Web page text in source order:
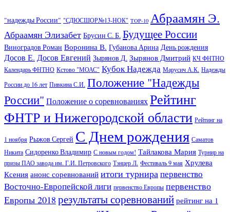
"надежды России" "СДЮСШОР№13-НОК" TOP-10 Абраамян Э.
Абраамян Элизабет Брусин С. Б. Будущее России
Виноградов Роман Воронина В. Губанова Арина День рождения
Досов Е. Досов Евгений Зырянов Д. Зырянов Дмитрий КЧ ФНТНО
Календарь ФНТНО Кстово "МОАС" Кубок Надежда Марусич А.К. Надежды
России до 16 лет Пивкина С.И. Положение "Надежды
России" Положение о соревнованияхРейтинг
ФНТР и Нижегородской области Рейтинг на
1 ноября Рыжов Сергей С Днем рождения Саматов
Никита Сидоренко Владимир С новым годом! Тайлакова Мария Турнир на
призы ПАО завода им. Г.И. Петровского Тэнцер Л. Фестиваль 9 мая Хрулева
Ксения анонс соревнований итоги турнирапервенство
Восточно-Европейской лиги первенство Европы первенство
Европы 2018 результаты соревнований рейтинг на 1